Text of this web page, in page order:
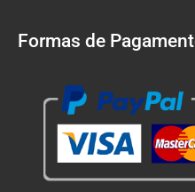
Formas de